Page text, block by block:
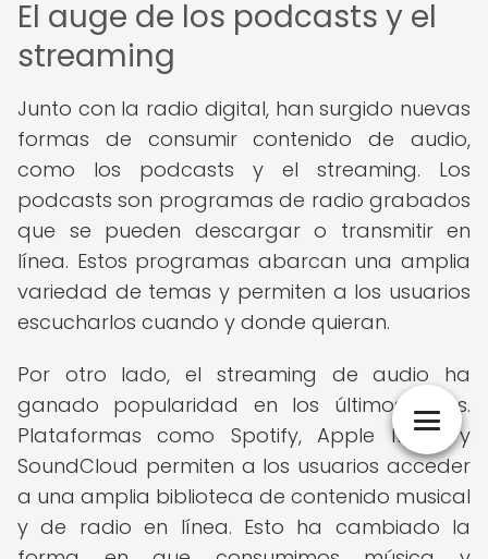
El auge de los podcasts y el
streaming
Junto con la radio digital, han surgido nuevas
formas de consumir contenido de audio,
como los podcasts y el streaming. Los
podcasts son programas de radio grabados
que se pueden descargar o transmitir en
línea. Estos programas abarcan una amplia
variedad de temas y permiten a los usuarios
escucharlos cuando y donde quieran.
Por otro lado, el streaming de audio ha
ganado popularidad en los últimos años.
Plataformas como Spotify, Apple Music y
SoundCloud permiten a los usuarios acceder
a una amplia biblioteca de contenido musical
y de radio en línea. Esto ha cambiado la